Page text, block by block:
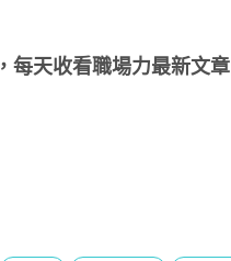
，每天收看職場力最新文章